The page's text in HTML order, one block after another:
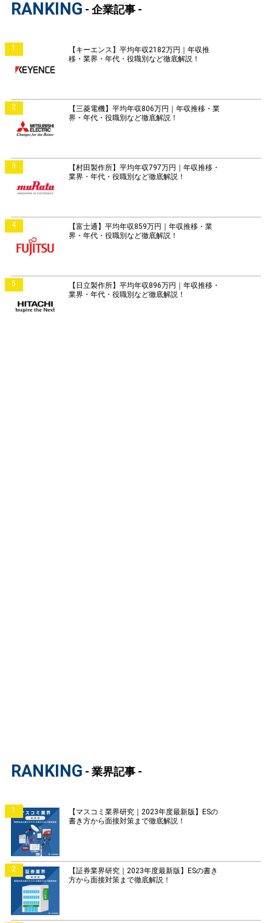
RANKING - 企業記事 -
1
【キーエンス】平均年収2182万円｜年収推
移・業界・年代・役職別など徹底解説！
2
【三菱電機】平均年収806万円｜年収推移・業
界・年代・役職別など徹底解説！
3
【村田製作所】平均年収797万円｜年収推移・
業界・年代・役職別など徹底解説！
4
【富士通】平均年収859万円｜年収推移・業
界・年代・役職別など徹底解説！
5
【日立製作所】平均年収896万円｜年収推移・
業界・年代・役職別など徹底解説！
RANKING - 業界記事 -
1
【マスコミ業界研究｜2023年度最新版】ESの
書き方から面接対策まで徹底解説！
2
【証券業界研究｜2023年度最新版】ESの書き
方から面接対策まで徹底解説！